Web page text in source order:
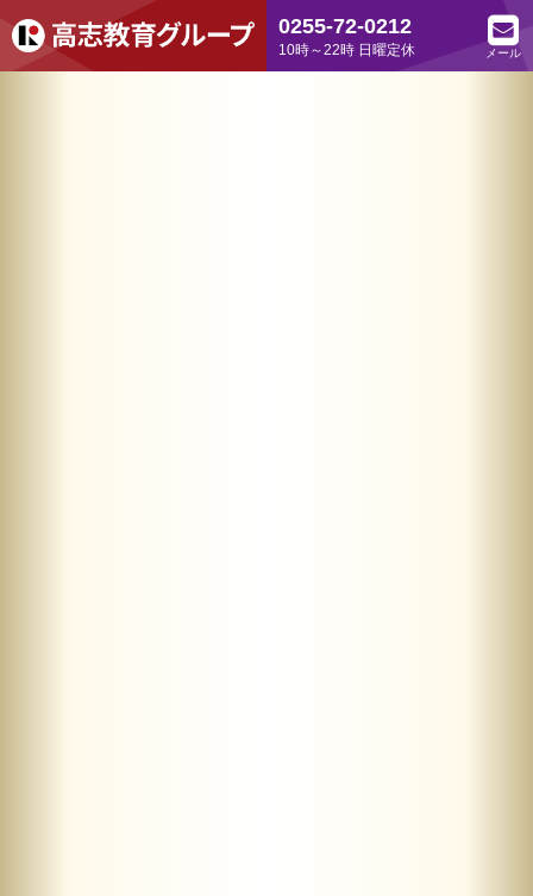
0255-72-0212
10時～22時 日曜定休 メール